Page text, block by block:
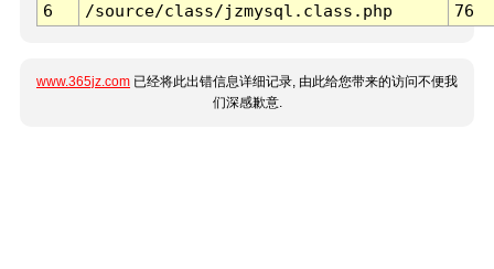
6 /source/class/jzmysql.class.php 76
www.365jz.com 已经将此出错信息详细记录, 由此给您带来的访问不便我
们深感歉意.